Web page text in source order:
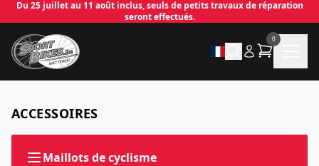
Du 25 juillet au 11 août inclus, seuls de petits travaux de réparation
seront effectués.
0
ACCESSOIRES
Maillots de cyclisme
✕